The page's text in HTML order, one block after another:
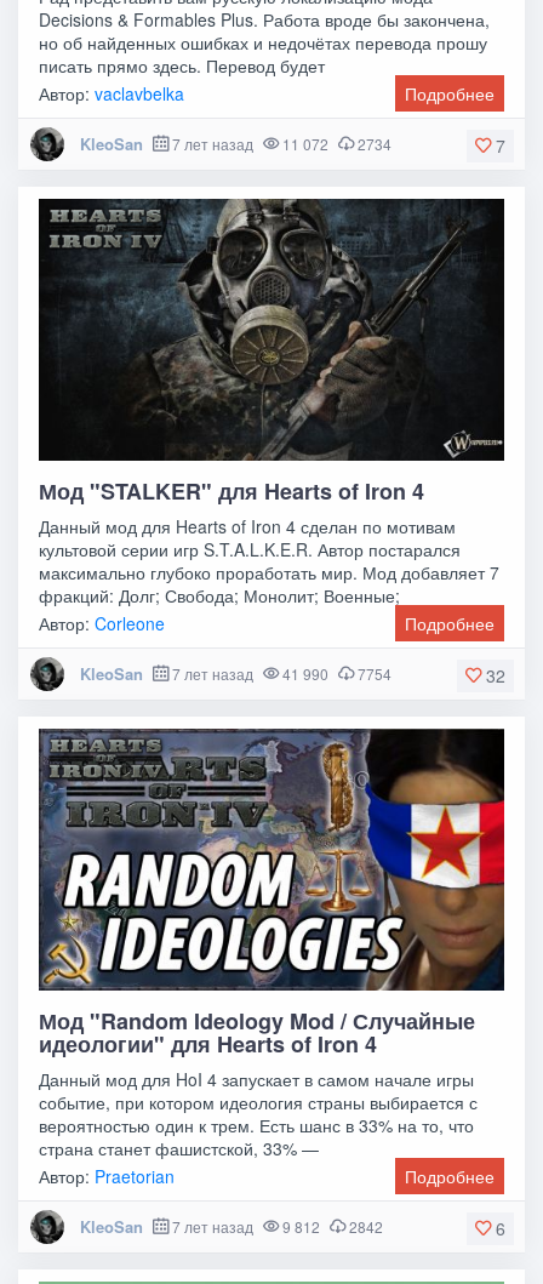
Decisions & Formables Plus. Работа вроде бы закончена,
но об найденных ошибках и недочётах перевода прошу
писать прямо здесь. Перевод будет
Автор:vaclavbelka Подробнее
7
KleoSan 7 лет назад 11 072 2734
Мод "STALKER" для Hearts of Iron 4
Данный мод для Hearts of Iron 4 сделан по мотивам
культовой серии игр S.T.A.L.K.E.R. Автор постарался
максимально глубоко проработать мир. Мод добавляет 7
фракций: Долг; Свобода; Монолит; Военные;
Автор:Corleone Подробнее
32
KleoSan 7 лет назад 41 990 7754
Мод "Random Ideology Mod / Случайные
идеологии" для Hearts of Iron 4
Данный мод для HoI 4 запускает в самом начале игры
событие, при котором идеология страны выбирается с
вероятностью один к трем. Есть шанс в 33% на то, что
страна станет фашистской, 33% —
Автор: Praetorian Подробнее
6
KleoSan 7 лет назад 9 812 2842